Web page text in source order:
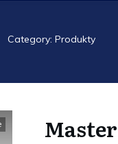
Category: Produkty